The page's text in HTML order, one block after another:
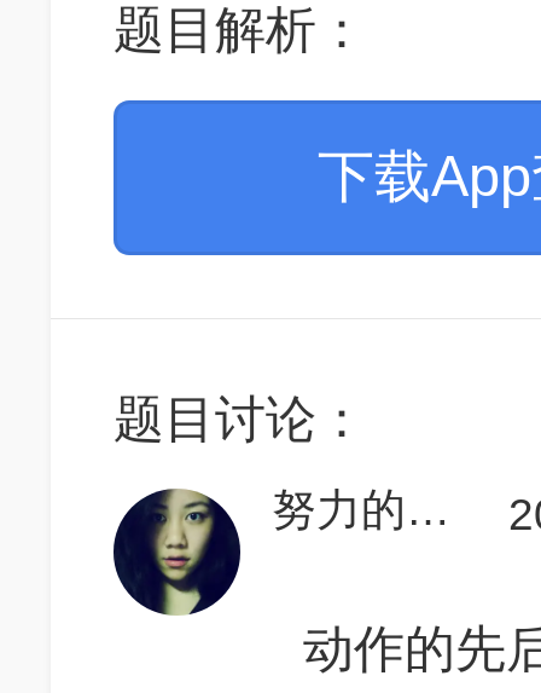
题目解析：
下载
题目讨论：
努力的香蕉君
动作的先